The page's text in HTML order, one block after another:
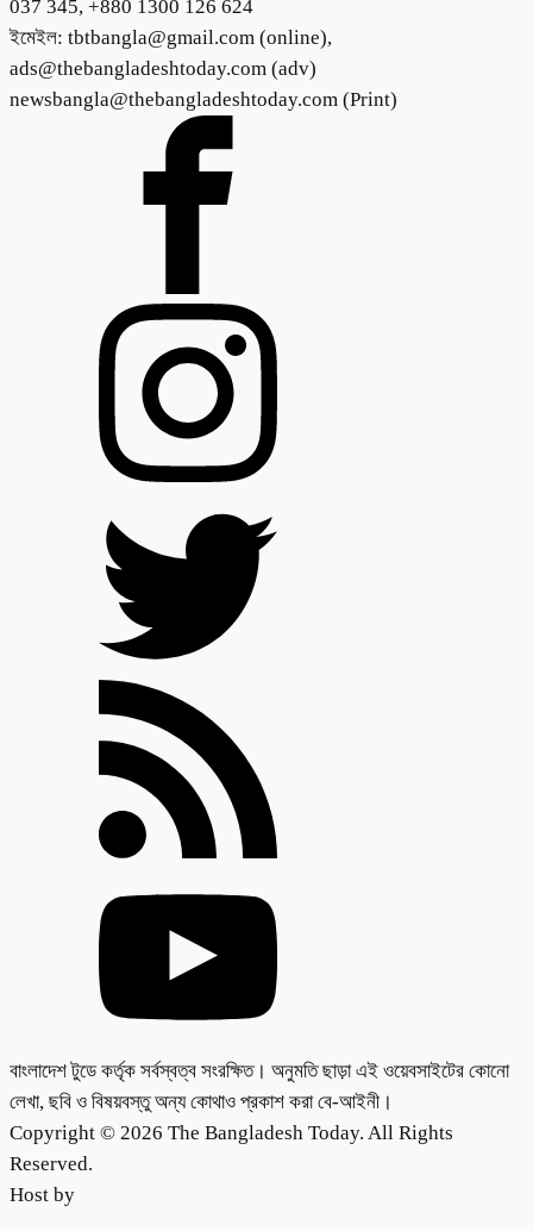
037 345, +880 1300 126 624
ইমেইল: tbtbangla@gmail.com (online),
ads@thebangladeshtoday.com (adv)
newsbangla@thebangladeshtoday.com (Print)
বাংলাদেশ টুডে কর্তৃক সর্বস্বত্ব সংরক্ষিত। অনুমতি ছাড়া এই ওয়েবসাইটের কোনো
লেখা, ছবি ও বিষয়বস্তু অন্য কোথাও প্রকাশ করা বে-আইনী।
Copyright © 2026 The Bangladesh Today. All Rights
Reserved.
Host by